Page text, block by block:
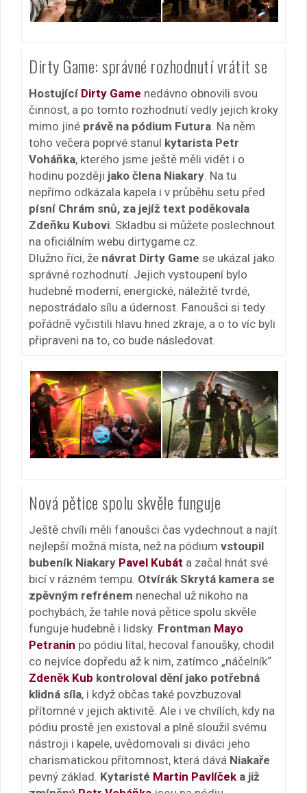
Dirty Game: správné rozhodnutí vrátit se
Hostující Dirty Game nedávno obnovili svou
činnost, a po tomto rozhodnutí vedly jejich kroky
mimo jiné právě na pódium Futura . Na něm
toho večera poprvé stanul kytarista Petr
Voháňka, kterého jsme ještě měli vidět i o
hodinu později jako člena Niakary . Na tu
nepřímo odkázala kapela i v průběhu setu před
písní Chrám snů, za jejíž text poděkovala
Zdeňku Kubovi . Skladbu si můžete poslechnout
na oficiálním webu dirtygame.cz.
Dlužno říci, že návrat Dirty Game se ukázal jako
správné rozhodnutí. Jejich vystoupení bylo
hudebně moderní, energické, náležitě tvrdé,
nepostrádalo sílu a údernost. Fanoušci si tedy
pořádně vyčistili hlavu hned zkraje, a o to víc byli
připraveni na to, co bude následovat.
Nová pětice spolu skvěle funguje
Ještě chvíli měli fanoušci čas vydechnout a najít
nejlepší možná místa, než na pódium vstoupil
bubeník Niakary Pavel Kubát a začal hnát své
bicí v rázném tempu. Otvírák Skrytá kamera se
zpěvným refrénem nenechal už nikoho na
pochybách, že tahle nová pětice spolu skvěle
funguje hudebně i lidsky. Frontman Mayo
Petranin po pódiu lítal, hecoval fanoušky, chodil
co nejvíce dopředu až k nim, zatímco „náčelník“
Zdeněk Kub kontroloval dění jako potřebná
klidná síla, i když občas také povzbuzoval
přítomné v jejich aktivitě. Ale i ve chvílích, kdy na
pódiu prostě jen existoval a plně sloužil svému
nástroji i kapele, uvědomovali si diváci jeho
charismatickou přítomnost, která dává Niakaře
pevný základ. Kytaristé Martin Pavlíček a již